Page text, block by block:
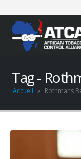
Tag -
Accueil » Rothmans